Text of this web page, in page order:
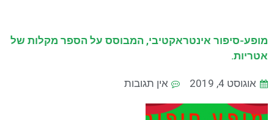
מופע-סיפור אינטראקטיבי, המבוסס על הספר מקלות של
אטריות.
אוגוסט 4, 2019 אין תגובות